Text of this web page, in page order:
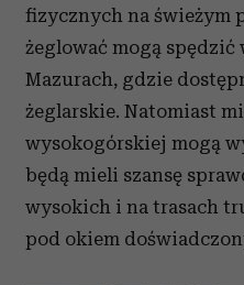
fizycznych na świeżym
żeglować mogą spędzić
Mazurach, gdzie
żeglarskie. Natomiast
wysokogórskiej mogą
będą mieli szansę
wysokich i na trasach
pod okiem